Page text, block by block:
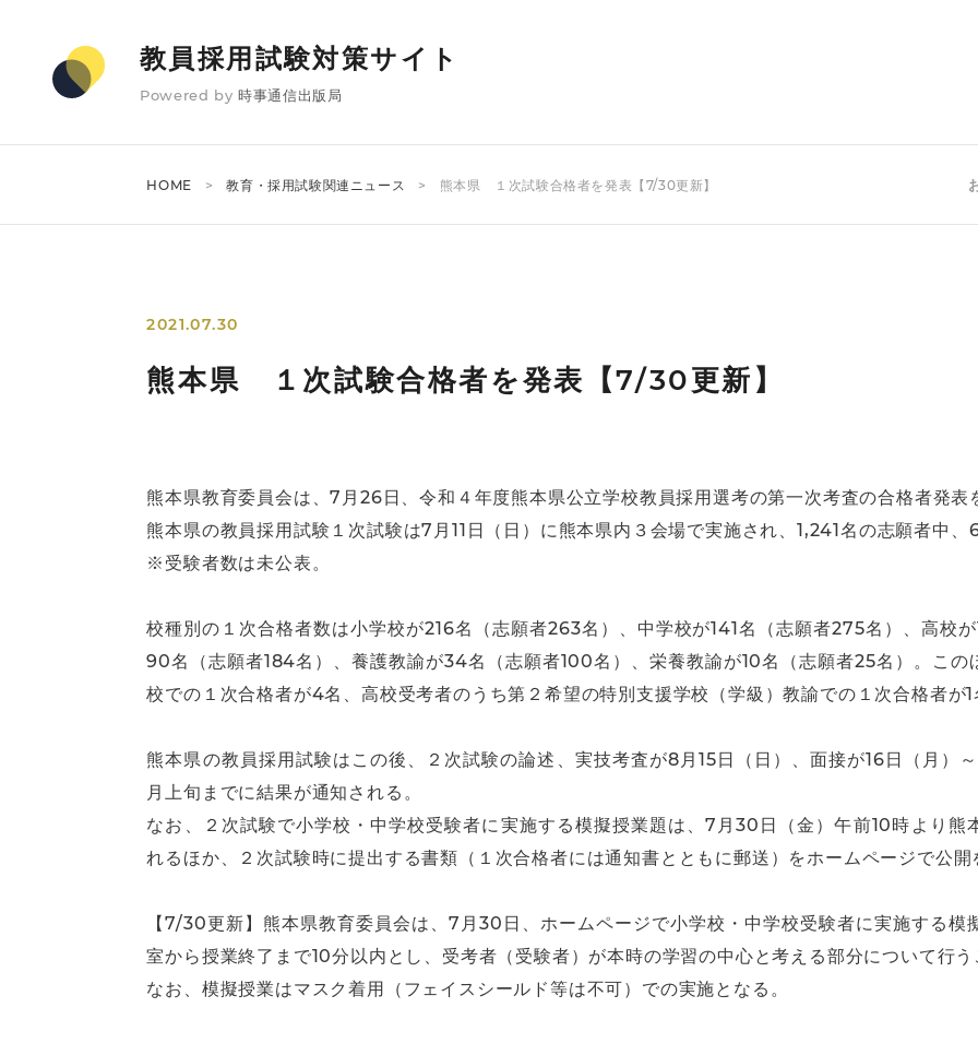
教員採用試験対策サイト
Powered by 時事通信出版局
HOME 教育・採用試験関連ニュース 熊本県 １次試験合格者を発表【7/30更新】
2021.07.30
熊本県 １次試験合格者を発表【7/30更新】
熊本県教育委員会は、7月26日、令和４年度熊本県公立学校教員採用選考の第一次考査の合格者発表
熊本県の教員採用試験１次試験は7月11日（日）に熊本県内３会場で実施され、1,241名の志願者中
※受験者数は未公表。
校種別の１次合格者数は小学校が216名（志願者263名）、中学校が141名（志願者275名）、高校
90名（志願者184名）、養護教諭が34名（志願者100名）、栄養教諭が10名（志願者25名）。この
校での１次合格者が4名、高校受考者のうち第２希望の特別支援学校（学級）教諭での１次合格者が
熊本県の教員採用試験はこの後、２次試験の論述、実技考査が8月15日（日）、面接が16日（月）
月上旬までに結果が通知される。
なお、２次試験で小学校・中学校受験者に実施する模擬授業題は、7月30日（金）午前10時より熊
れるほか、２次試験時に提出する書類（１次合格者には通知書とともに郵送）をホームページで公開
【7/30更新】熊本県教育委員会は、7月30日、ホームページで小学校・中学校受験者に実施する
室から授業終了まで10分以内とし、受考者（受験者）が本時の学習の中心と考える部分について行
なお、模擬授業はマスク着用（フェイスシールド等は不可）での実施となる。